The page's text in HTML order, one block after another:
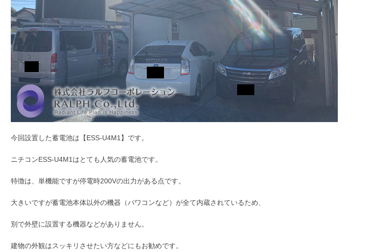
今回設置した蓄電池は【ESS-U4M1】です。
ニチコンESS-U4M1はとても人気の蓄電池です。
特徴は、単機能ですが停電時200Vの出力がある点です。
大きいですが蓄電池本体以外の機器（パワコンなど）が全て内蔵されているため、
別で外壁に設置する機器などがありません。
建物の外観はスッキリさせたい方などにもお勧めです。